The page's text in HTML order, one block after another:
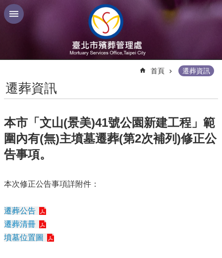
跳到主要內容區塊
首頁 遷葬資訊
遷葬資訊
本市「文山(景美)41號公園新建工程」範
圍內有(無)主墳墓遷葬(第2次補列)修正公
告事項。
本次修正公告事項詳附件：
遷葬公告
遷葬清冊
墳墓位置圖